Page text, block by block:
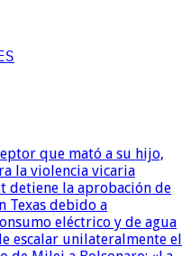
que mató a su hijo,
la violencia vicaria
detiene la aprobación de
Texas debido a
eléctrico y de agua
escalar unilateralmente el